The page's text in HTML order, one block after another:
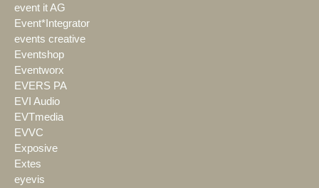
event it AG
Event*Integrator
events creative
Eventshop
Eventworx
EVERS PA
EVI Audio
EVTmedia
EVVC
Exposive
Extes
eyevis